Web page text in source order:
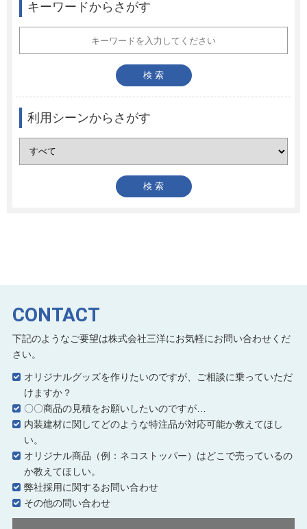
キーワードからさがす
利用シーンからさがす
CONTACT
下記のようなご要望は株式会社三洋にお気軽にお問い合わせくだ
さい。
オリジナルグッズを作りたいのですが、ご相談に乗っていただ
けますか？
〇〇商品の見積をお願いしたいのですが…
内装建材に関してどのような特注品が対応可能か教えてほし
い。
オリジナル商品（例：ネコストッパー）はどこで売っているの
か教えてほしい。
弊社採用に関するお問い合わせ
その他の問い合わせ